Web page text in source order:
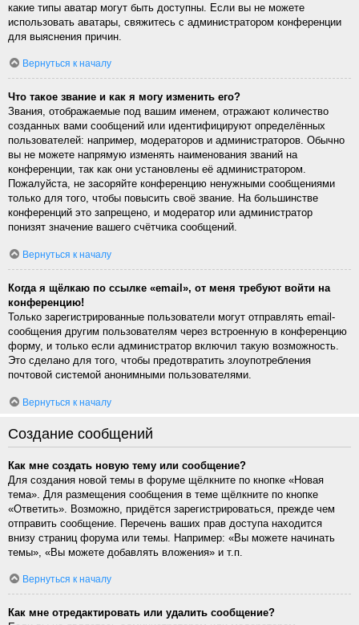
какие типы аватар могут быть доступны. Если вы не можете
использовать аватары, свяжитесь с администратором конференции
для выяснения причин.
Вернуться к началу
Что такое звание и как я могу изменить его?
Звания, отображаемые под вашим именем, отражают количество
созданных вами сообщений или идентифицируют определённых
пользователей: например, модераторов и администраторов. Обычно
вы не можете напрямую изменять наименования званий на
конференции, так как они установлены её администратором.
Пожалуйста, не засоряйте конференцию ненужными сообщениями
только для того, чтобы повысить своё звание. На большинстве
конференций это запрещено, и модератор или администратор
понизят значение вашего счётчика сообщений.
Вернуться к началу
Когда я щёлкаю по ссылке «email», от меня требуют войти на
конференцию!
Только зарегистрированные пользователи могут отправлять email-
сообщения другим пользователям через встроенную в конференцию
форму, и только если администратор включил такую возможность.
Это сделано для того, чтобы предотвратить злоупотребления
почтовой системой анонимными пользователями.
Вернуться к началу
Создание сообщений
Как мне создать новую тему или сообщение?
Для создания новой темы в форуме щёлкните по кнопке «Новая
тема». Для размещения сообщения в теме щёлкните по кнопке
«Ответить». Возможно, придётся зарегистрироваться, прежде чем
отправить сообщение. Перечень ваших прав доступа находится
внизу страниц форума или темы. Например: «Вы можете начинать
темы», «Вы можете добавлять вложения» и т.п.
Вернуться к началу
Как мне отредактировать или удалить сообщение?